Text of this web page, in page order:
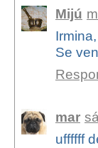
Mijú
Se
mar
uffffff